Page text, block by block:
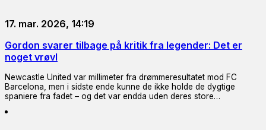
17. mar. 2026, 14:19
Gordon svarer tilbage på kritik fra legender: Det er
noget vrøvl
Newcastle United var millimeter fra drømmeresultatet mod FC
Barcelona, men i sidste ende kunne de ikke holde de dygtige
spaniere fra fadet – og det var endda uden deres store…